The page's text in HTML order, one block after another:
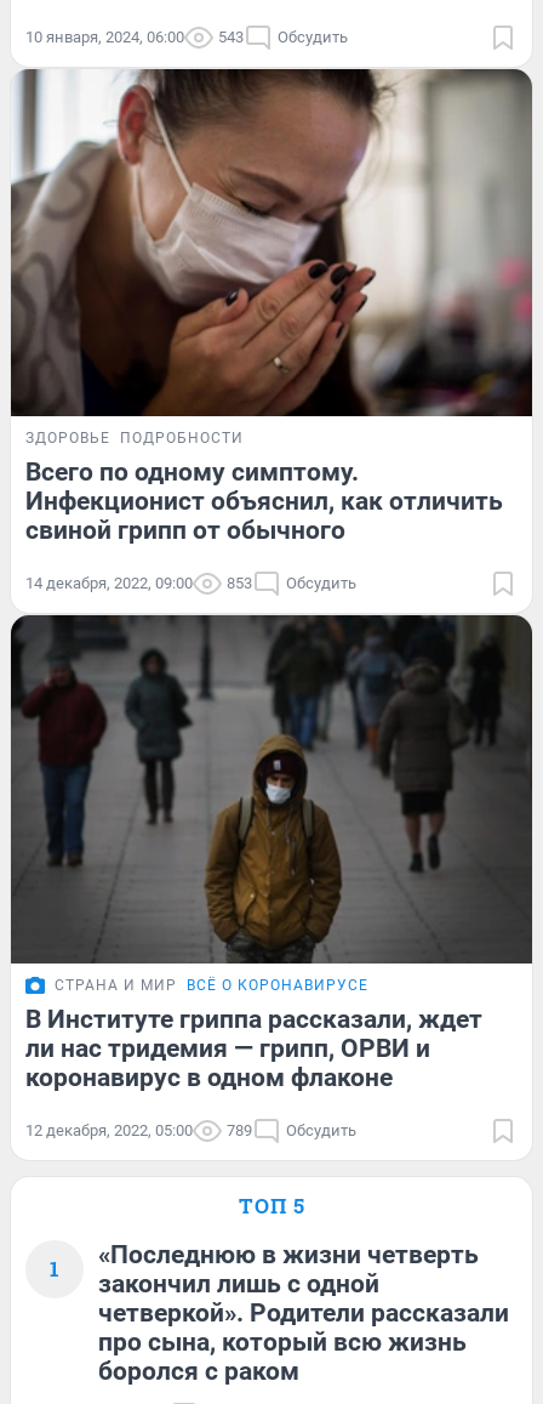
10 января, 2024, 06:00 543 Обсудить
ЗДОРОВЬЕ ПОДРОБНОСТИ
Всего по одному симптому.
Инфекционист объяснил, как отличить
свиной грипп от обычного
14 декабря, 2022, 09:00 853 Обсудить
СТРАНА И МИР ВСЁ О КОРОНАВИРУСЕ
В Институте гриппа рассказали, ждет
ли нас тридемия — грипп, ОРВИ и
коронавирус в одном флаконе
12 декабря, 2022, 05:00 789 Обсудить
ТОП 5
1
«Последнюю в жизни четверть
закончил лишь с одной
четверкой». Родители рассказали
про сына, который всю жизнь
боролся с раком